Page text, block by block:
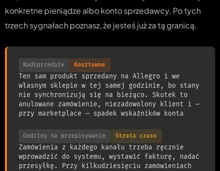
konkretne pieniądze albo konto sprzedawcy. Po tych
trzech sygnałach poznasz, że jesteś już za tą granicą.
Nadsprzedaże
Ten sam produkt sprzedany na Allegro i we
własnym sklepie w tej samej godzinie, bo stany
nie synchronizują się na bieżąco. Skutek to
anulowane zamówienie, niezadowolony klient i —
przy marketplace — spadek wskaźników konta
Kosztowne
Godziny na przepisywanie
Zamówienia z każdego kanału trzeba ręcznie
wprowadzić do systemu, wystawić fakturę, nadać
przesyłkę. Przy kilkudziesięciu zamówieniach
Strata czasu